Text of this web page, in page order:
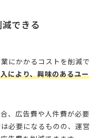
できる
にかかるコストを削減で
により、興味のあるユー
、広告費や人件費が必要
必要になるものの、運営